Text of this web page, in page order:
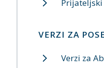
Prijateljski
VERZI ZA
Verzi za